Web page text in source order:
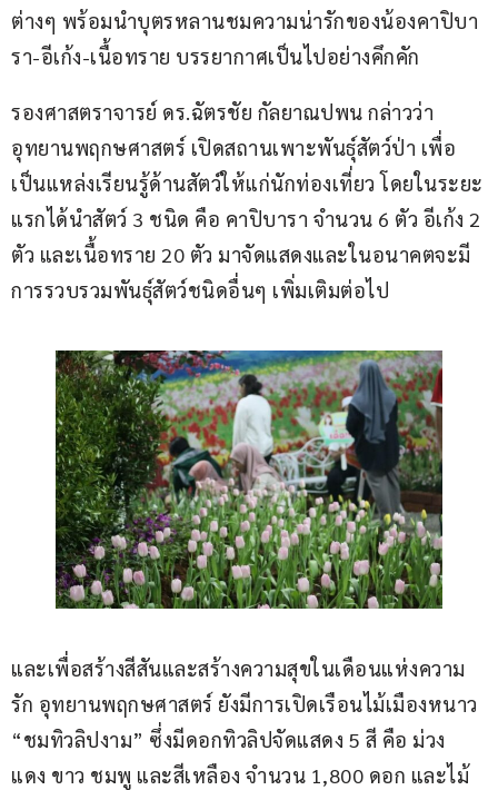
ต่างๆ พร้อมนำบุตรหลานชมความน่ารักของน้องคาปิบา
รา-อีเก้ง-เนื้อทราย บรรยากาศเป็นไปอย่างคึกคัก
รองศาสตราจารย์ ดร.ฉัตรชัย กัลยาณปพน กล่าวว่า
อุทยานพฤกษศาสตร์ เปิดสถานเพาะพันธุ์สัตว์ป่า เพื่อ
เป็นแหล่งเรียนรู้ด้านสัตว์ให้แก่นักท่องเที่ยว โดยในระยะ
แรกได้นำสัตว์ 3 ชนิด คือ คาปิบารา จำนวน 6 ตัว อีเก้ง 2
ตัว และเนื้อทราย 20 ตัว มาจัดแสดงและในอนาคตจะมี
การรวบรวมพันธุ์สัตว์ชนิดอื่นๆ เพิ่มเติมต่อไป
และเพื่อสร้างสีสันและสร้างความสุขในเดือนแห่งความ
รัก อุทยานพฤกษศาสตร์ ยังมีการเปิดเรือนไม้เมืองหนาว
“ชมทิวลิปงาม” ซึ่งมีดอกทิวลิปจัดแสดง 5 สี คือ ม่วง
แดง ขาว ชมพู และสีเหลือง จำนวน 1,800 ดอก และไม้